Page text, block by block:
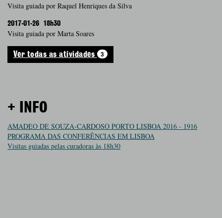
Visita guiada por Raquel Henriques da Silva
2017-01-26 18h30
Visita guiada por Marta Soares
Ver todas as atividades 3
+ INFO
AMADEO DE SOUZA-CARDOSO PORTO LISBOA 2016 - 1916
PROGRAMA DAS CONFERÊNCIAS EM LISBOA
Visitas guiadas pelas curadoras às 18h30